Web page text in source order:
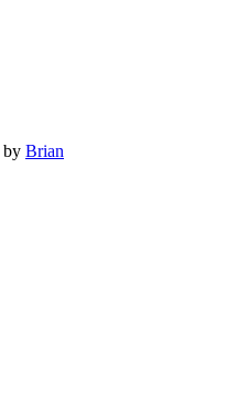
by Brian